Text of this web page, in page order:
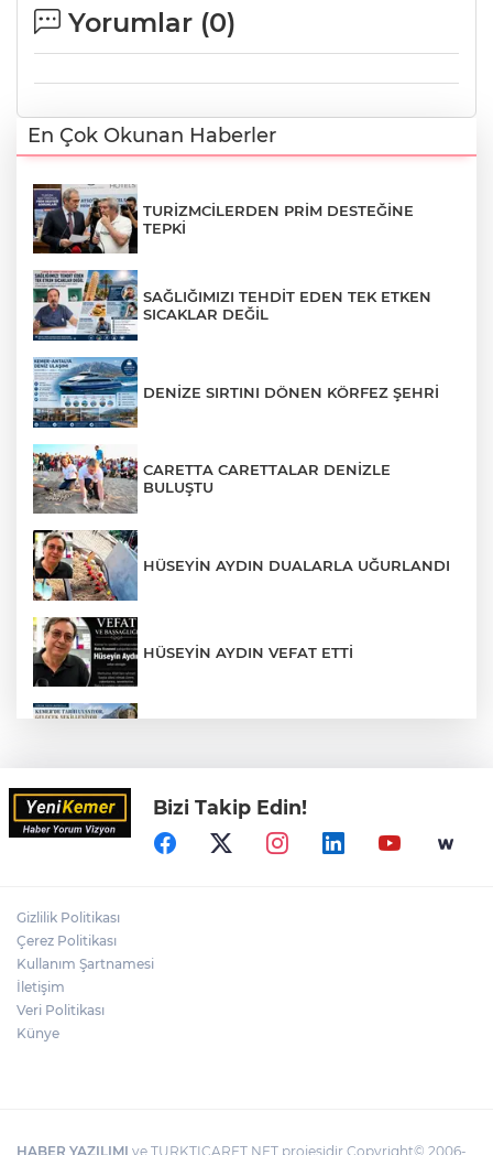
Yorumlar (0)
En Çok Okunan Haberler
TURİZMCİLERDEN PRİM DESTEĞİNE
TEPKİ
SAĞLIĞIMIZI TEHDİT EDEN TEK ETKEN
SICAKLAR DEĞİL
DENİZE SIRTINI DÖNEN KÖRFEZ ŞEHRİ
CARETTA CARETTALAR DENİZLE
BULUŞTU
HÜSEYİN AYDIN DUALARLA UĞURLANDI
HÜSEYİN AYDIN VEFAT ETTİ
Sahilde Tek Başına Bir Özgürlük Hikâyesi
Bizi Takip Edin!
Gizlilik Politikası
Çerez Politikası
Kullanım Şartnamesi
İletişim
Veri Politikası
Künye
HABER YAZILIMI ve TURKTICARET.NET projesidir Copyright© 2006-